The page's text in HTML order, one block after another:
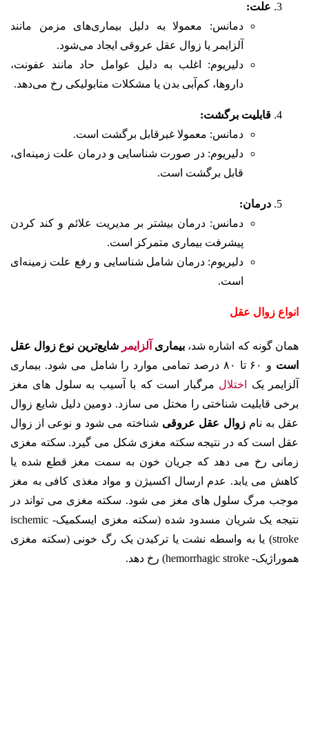
علت:
دمانس: معمولا به دلیل بیماری‌های مزمن مانند
آلزایمر یا زوال عقل عروقی ایجاد می‌شود.
دلیریوم: اغلب به دلیل عوامل حاد مانند عفونت،
داروها، کم‌آبی بدن یا مشکلات متابولیکی رخ می‌دهد.
قابلیت برگشت:
دمانس: معمولا غیرقابل برگشت است.
دلیریوم: در صورت شناسایی و درمان علت زمینه‌ای،
قابل برگشت است.
درمان:
دمانس: درمان بیشتر بر مدیریت علائم و کند کردن
پیشرفت بیماری متمرکز است.
دلیریوم: درمان شامل شناسایی و رفع علت زمینه‌ای
است.
انواع زوال عقل
همان گونه که اشاره شد، بیماری آلزایمر شایع‌ترین نوع زوال عقل
است
و ۶۰ تا ۸۰ درصد تمامی موارد را شامل می شود. بیماری
آلزایمر یک
اختلال مرگبار است که با آسیب به سلول های مغز
برخی قابلیت شناختی را مختل می سازد. دومین دلیل شایع زوال
عقل به نامزوال عقل عروقی شناخته می شود و نوعی از زوال
عقل است که در نتیجه سکته مغزی شکل می گیرد. سکته مغزی
زمانی رخ می دهد که جریان خون به سمت مغز قطع شده یا
کاهش می یابد. عدم ارسال اکسیژن و مواد مغذی کافی به مغز
موجب مرگ سلول های مغز می شود. سکته مغزی می تواند در
نتیجه یک شریان مسدود شده (سکته مغزی ایسکمیک- ischemic
stroke) یا به واسطه نشت یا ترکیدن یک رگ خونی (سکته مغزی
هموراژیک- hemorrhagic stroke) رخ دهد.